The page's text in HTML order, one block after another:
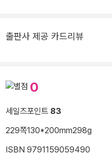
출판사 제공 카드리뷰
0
세일즈포인트 83
229쪽130*200mm298g
ISBN 9791159059490